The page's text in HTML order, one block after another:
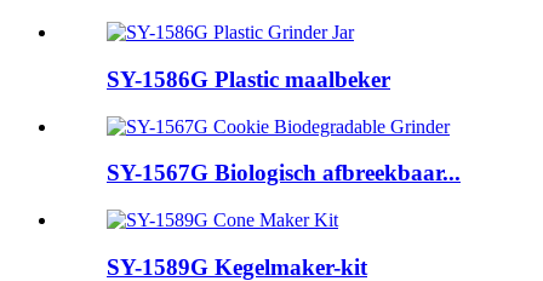
SY-1586G Plastic maalbeker
SY-1567G Biologisch afbreekbaar...
SY-1589G Kegelmaker-kit